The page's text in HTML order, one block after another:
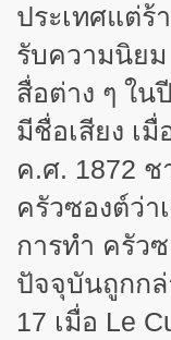
ประเทศแต่ร้
รับความนิย
สื่อต่าง ๆ ใน
มีชื่อเสียง เ
ค.ศ. 1872 ช
ครัวซองต์ว่า
การทำ ครัว
ปัจจุบันถูกก
17 เมื่อ Le